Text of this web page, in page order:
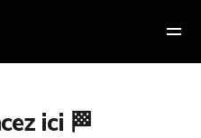
ici 🏁